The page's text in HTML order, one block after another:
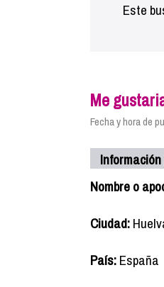
Este
Me
Fecha y hora de
Nombre o
Ciudad:
País:España